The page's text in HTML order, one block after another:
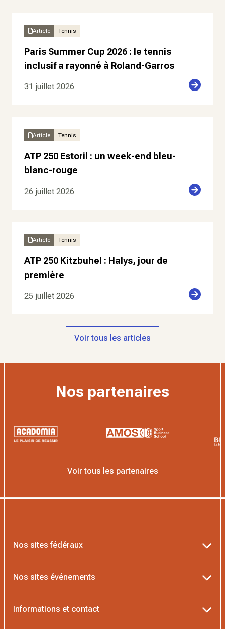
Article Tennis
Paris Summer Cup 2026 : le tennis
inclusif a rayonné à Roland-Garros
31 juillet 2026
Article Tennis
ATP 250 Estoril : un week-end bleu-
blanc-rouge
26 juillet 2026
Article Tennis
ATP 250 Kitzbuhel : Halys, jour de
première
25 juillet 2026
Voir tous les articles
Nos partenaires
Voir tous les partenaires
Nos sites fédéraux
Nos sites événements
Informations et contact